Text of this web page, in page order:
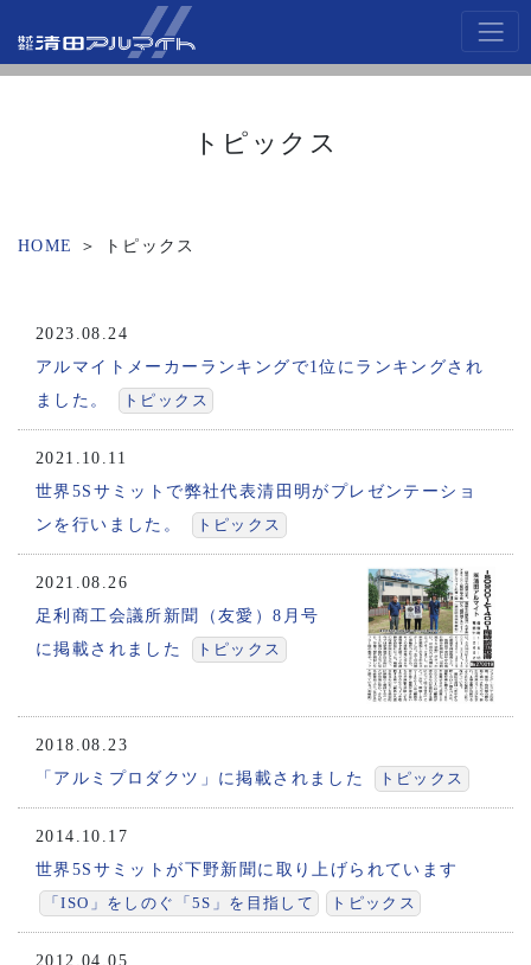
トピックス
HOME ＞ トピックス
2023.08.24
アルマイトメーカーランキングで1位にランキングされ
ました。
トピックス
2021.10.11
世界5Sサミットで弊社代表清田明がプレゼンテーショ
ンを行いました。
トピックス
2021.08.26
足利商工会議所新聞（友愛）8月号
に掲載されました
トピックス
2018.08.23
「アルミプロダクツ」に掲載されました
トピックス
2014.10.17
世界5Sサミットが下野新聞に取り上げられています
「ISO」をしのぐ「5S」を目指して トピックス
2012.04.05